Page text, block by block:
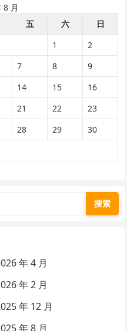
8 月
五 六
日
1
2
7 8
9
14 15
16
21 22
23
28 29
30
搜索
年 4 月
年 2 月
年 12 月
年 8 月